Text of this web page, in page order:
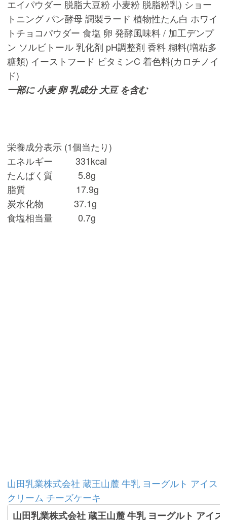
エイパウダー 脱脂大豆粉 小麦粉 脱脂粉乳) ショー
トニング パン酵母 調製ラード 植物性たん白 ホワイ
トチョコパウダー 食塩 卵 発酵風味料 / 加工デンプ
ン ソルビトール 乳化剤 pH調整剤 香料 糊料(増粘多
糖類) イーストフード ビタミンC 着色料(カロチノイ
ド)
一部に 小麦 卵 乳成分 大豆 を含む
栄養成分表示 (1個当たり)
エネルギー 331kcal
たんぱく質 5.8g
脂質 17.9g
炭水化物 37.1g
食塩相当量 0.7g
山田乳業株式会社 蔵王山麓 牛乳 ヨーグルト アイス
クリーム チーズケーキ